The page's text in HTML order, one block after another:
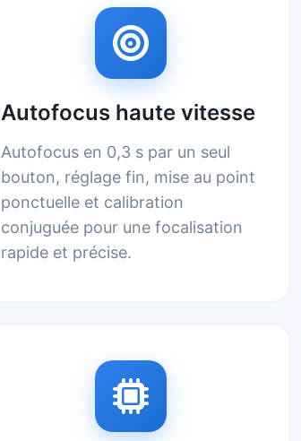
Autofocus haute vitesse
Autofocus en 0,3 s par un seul
bouton, réglage fin, mise au point
ponctuelle et calibration
conjuguée pour une focalisation
rapide et précise.